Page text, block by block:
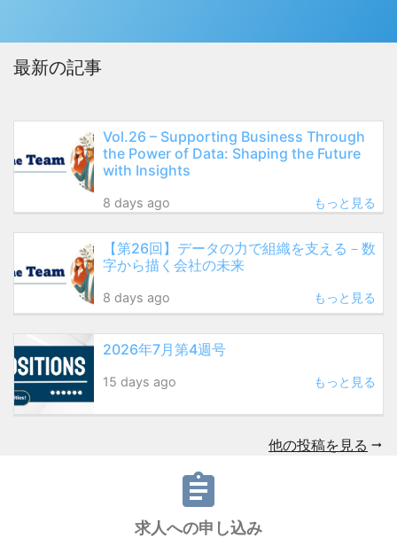
assignment
求人への申し込み
最新の記事
Vol.26 – Supporting Business Through
the Power of Data: Shaping the Future
with Insights
8 days ago もっと見る
【第26回】データの力で組織を支える－数
字から描く会社の未来
8 days ago もっと見る
2026年7月第4週号
15 days ago もっと見る
他の投稿を見る